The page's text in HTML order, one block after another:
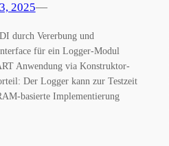
2025—
durch Vererbung und
für ein Logger-Modul
Anwendung via Konstruktor-
Der Logger kann zur Testzeit
basierte Implementierung